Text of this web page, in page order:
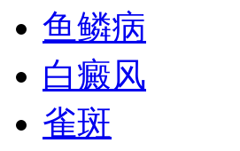
鱼鳞病
白癜风
雀斑